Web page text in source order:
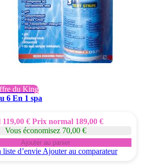
du King
6 En 1 spa
119,00 € Prix normal 189,00 €
Vous économisez 70,00 €
Ajouter au panier
d’envie Ajouter au comparateur